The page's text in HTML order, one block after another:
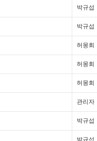
박규섭
박규섭
허몽회
허몽회
허몽회
관리자
박규섭
박규섭